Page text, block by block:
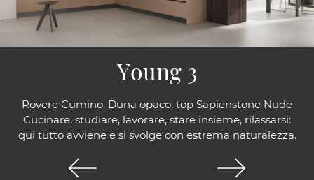
Rovere Cumino, Duna opaco, top Sapienstone Nude
Cucinare, studiare, lavorare, stare insieme, rilassarsi:
qui tutto avviene e si svolge con estrema naturalezza.
Young 3